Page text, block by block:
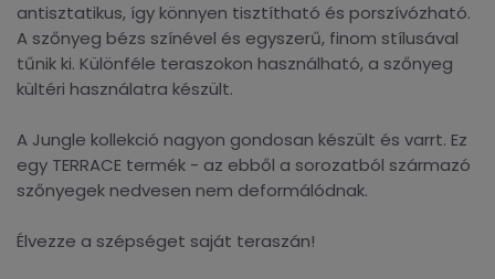
antisztatikus, így könnyen tisztítható és porszívózható.
A szőnyeg bézs színével és egyszerű, finom stílusával
tűnik ki. Különféle teraszokon használható, a szőnyeg
kültéri használatra készült.
A Jungle kollekció nagyon gondosan készült és varrt. Ez
egy TERRACE termék - az ebből a sorozatból származó
szőnyegek nedvesen nem deformálódnak.
Élvezze a szépséget saját teraszán!